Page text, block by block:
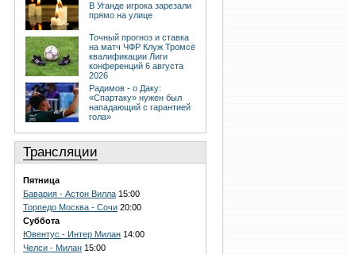
В Уганде игрока зарезали
прямо на улице
Точный прогноз и ставка
на матч ЧФР Клуж Тромсё
квалификации Лиги
конференций 6 августа
2026
Радимов - о Даку:
«Спартаку» нужен был
нападающий с гарантией
гола»
Трансляции
Пятница
Бавария - Астон Вилла 15:00
Торпедо Москва - Сочи 20:00
Суббота
Ювентус - Интер Милан 14:00
Челси - Милан 15:00